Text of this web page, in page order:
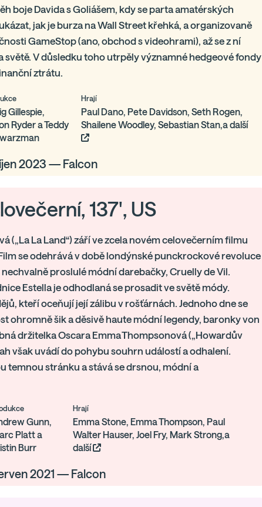
boje Davida s Goliášem, kdy se parta amatérských
jak je burza na Wall Street křehká, a organizovaně
GameStop (ano, obchod s videohrami), až se z ní
světě. V důsledku toho utrpěly významné hedgeové fondy
ztrátu.
Gillespie,
Ryder a Teddy
Hrají
Paul Dano, Pete Davidson, Seth Rogen,
Shailene Woodley, Sebastian Stan,a další
2023 — Falcon
137', US
(„La La Land“) září ve zcela novém celovečerním filmu
se odehrává v době londýnské punckrockové revoluce
proslulé módní darebačky, Cruelly de Vil.
Estella je odhodlaná se prosadit ve světě módy.
kteří oceňují její zálibu v rošťárnách. Jednoho dne se
ohromně šik a děsivě haute módní legendy, baronky von
držitelka Oscara Emma Thompsonová („Howardův
však uvádí do pohybu souhrn událostí a odhalení.
temnou stránku a stává se drsnou, módní a
Gunn,
Platt a
Burr
Hrají
Emma Stone, Emma Thompson, Paul
Walter Hauser, Joel Fry, Mark Strong,a
další
2021 — Falcon